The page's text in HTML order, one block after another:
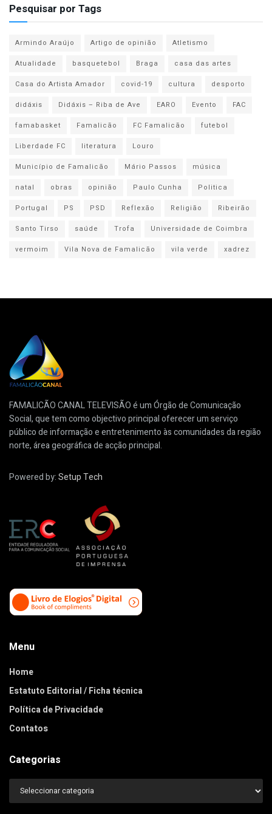
Pesquisar por Tags
Armindo Araújo Artigo de opinião
Atletismo
Atualidade
basquetebol Braga
casa das artes
Casa do Artista Amador
covid-19 cultura
desporto
didáxis
Didáxis – Riba de Ave EARO Evento
FAC
famabasket
Famalicão FC Famalicão
futebol
Liberdade FC
literatura
Louro
Município de Famalicão
Mário Passos
música
natal
obras opinião Paulo Cunha
Politica
Portugal
PS PSD Reflexão Religião
Ribeirão
Santo Tirso
saúde Trofa
Universidade de Coimbra
vermoim
Vila Nova de Famalicão vila verde xadrez
FAMALICÃO CANAL TELEVISÃO é um Órgão de Comunicação
Social, que tem como objectivo principal oferecer um serviço
público de informação e entretenimento às comunidades da região
norte, área geográfica de acção principal.
Powered by:Setup Tech
Menu
Home
Estatuto Editorial / Ficha técnica
Política de Privacidade
Contatos
Categorias
Categorias